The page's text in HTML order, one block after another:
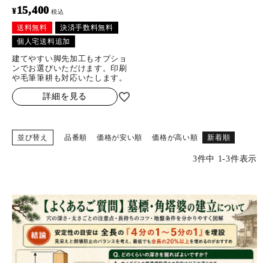
¥15,400 税込
送料無料
決済手数料無料
個人宅送料追加
建てやすい脚先加工もオプショ
ンでお選びいただけます。印刷
や毛筆筆耕も対応いたします。
詳細を見る
並び替え 品番順 価格が安い順 価格が高い順 新着順
3件中 1-3件表示